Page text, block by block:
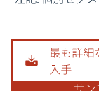
画像 © Mordor